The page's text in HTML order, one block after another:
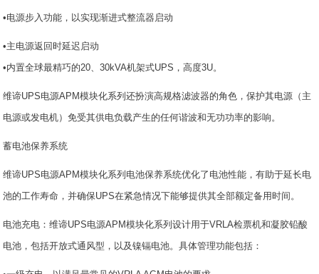
•电源步入功能，以实现渐进式整流器启动
•主电源返回时延迟启动
•内置全球最精巧的20、30kVA机架式UPS，高度3U。
维谛UPS电源APM模块化系列还扮演高规格滤波器的角色，保护其电源（主
电源或发电机）免受其供电负载产生的任何谐波和无功功率的影响。
蓄电池保养系统
维谛UPS电源APM模块化系列电池保养系统优化了电池性能，有助于延长电
池的工作寿命，并确保UPS在紧急情况下能够提供其全部额定备用时间。
电池充电：维谛UPS电源APM模块化系列设计用于VRLA检票机和凝胶铅酸
电池，包括开放式通风型，以及镍镉电池。具体管理功能包括：